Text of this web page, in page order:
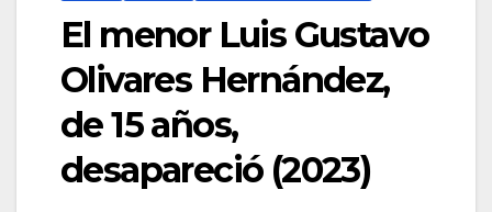
El menor Luis Gustavo
Olivares Hernández,
de 15 años,
desapareció (2023)